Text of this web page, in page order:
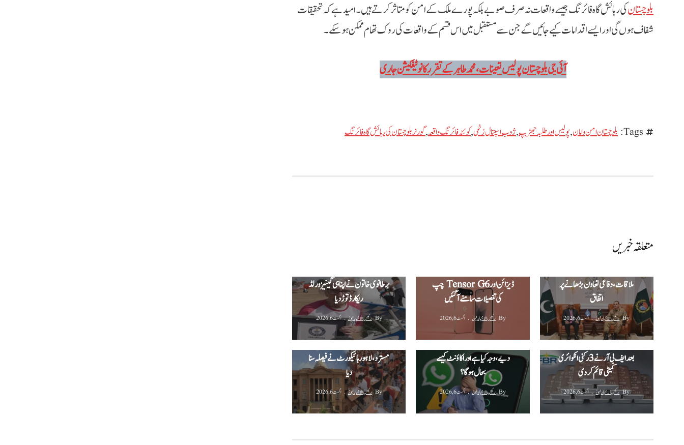
بلوچستانکی رہائش گاہ فائرنگ جیسے واقعات نہ صرف صوبے بلکہ پورے ملک کے امن کو متاثر کرتے ہیں۔ امید ہے کہ تحقیقات
شفاف ہوں گی اور ایسے اقدامات کیے جائیں گے جن سے مستقبل میں اس قسم کے واقعات کی روک تھام ممکن ہو سکے۔
آئی جی بلوچستان پولیس تعینات، محمد طاہر کے تقرر کا نوٹیفکیشن جاری
Tags: بلوچستان امن و امان,پولیس اور طلبہ جھڑپ,ژوب اسپتال زخمی,کوئٹہ فائرنگ واقعہ,گورنر بلوچستان کی رہائش گاہ فائرنگ
متعلقہ خبریں
جی ایچ کیو میں صومالی وزیرِ دفاع کی
ملاقات، دفاعی تعاون بڑھانے پر
اتفاق
By رئیس الاخبار نیوز اگست 6, 2026
ڈیزائن اور Tensor G6 چپ
کی تفصیلات سامنے آ گئیں
By رئیس الاخبار نیوز اگست 6, 2026
برطانوی خاتون نے اپنا ہی گینیز ورلڈ
ریکارڈ توڑ دیا‬
By رئیس الاخبار نیوز اگست 6, 2026
‫400 کلو گرام چاندی چوری
اسکینڈل: وزیراعظم کی منظوری کے
بعد ایف بی آر نے 3 رکنی انکوائری
کمیٹی قائم کر دی‬
By رئیس الاخبار نیوز اگست 6, 2026
واٹس ایپ نے متعدد اکاؤنٹس اچانک
"Under Review” کر
دیے، وجہ کیا ہے اور اکاؤنٹ کیسے
بحال ہوگا؟
By رئیس الاخبار نیوز اگست 6, 2026
ایم ڈی کیٹ امتحان ملتوی درخواست
مسترد، لاہور ہائیکورٹ نے فیصلہ سنا
دیا
By رئیس الاخبار نیوز اگست 6, 2026